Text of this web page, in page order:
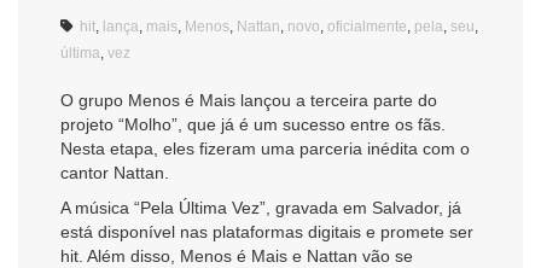
hit lança mais Menos Nattan novo oficialmente pela seu
última vez
O grupo Menos é Mais lançou a terceira parte do
projeto “Molho”, que já é um sucesso entre os fãs.
Nesta etapa, eles fizeram uma parceria inédita com o
cantor Nattan.
A música “Pela Última Vez”, gravada em Salvador, já
está disponível nas plataformas digitais e promete ser
hit. Além disso, Menos é Mais e Nattan vão se